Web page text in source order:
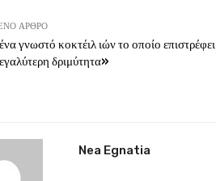
ΆΡΘΡΟ
γνωστό κοκτέιλ ιών το οποίο επιστρέφει
δριμύτητα»
Nea Egnatia